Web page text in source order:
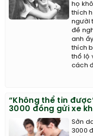
họ
thích
người
đề
anh
thích
thổ lộ
cách
“Không thể tin
3000 đồng gửi xe
Sởn
3000